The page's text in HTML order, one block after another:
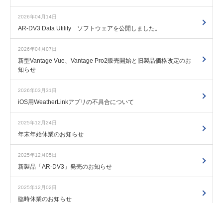
2026年04月14日
AR-DV3 Data Utility ソフトウェアを公開しました。
2026年04月07日
新型Vantage Vue、Vantage Pro2販売開始と旧製品価格改定のお
知らせ
2026年03月31日
iOS用WeatherLinkアプリの不具合について
2025年12月24日
年末年始休業のお知らせ
2025年12月05日
新製品「AR-DV3」発売のお知らせ
2025年12月02日
臨時休業のお知らせ